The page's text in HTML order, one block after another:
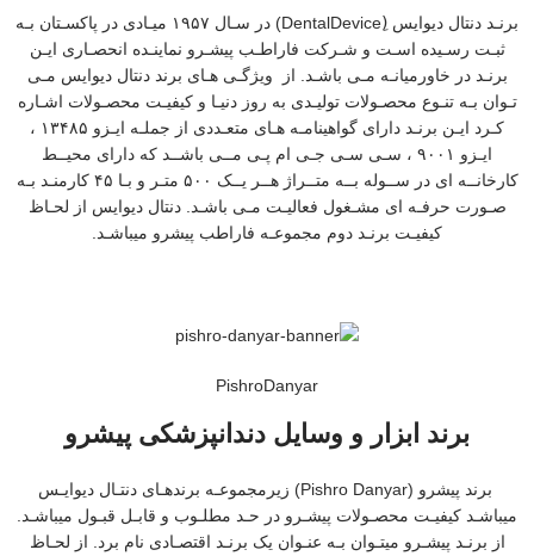
برنـد دنتال دیوایس (ِDentalDevice) در سـال ۱۹۵۷ میـادی در پاکسـتان بـه
ثبـت رسـیده اسـت و شـرکت فاراطـب پیشـرو نماینـده انحصـاری ایـن
برنـد در خاورمیانـه مـی باشـد. از ویژگـی هـای برند دنتال دیوایس مـی
تـوان بـه تنـوع محصـولات تولیـدی به روز دنیـا و کیفیـت محصـولات اشـاره
کـرد ایـن برنـد دارای گواهینامـه هـای متعـددی از جملـه ایـزو ۱۳۴۸۵ ،
ایـزو ۹۰۰۱ ، سـی سـی جـی ام پـی مــی باشــد که دارای محیــط
کارخانــه ای در ســوله بــه متــراژ هــر یــک ۵۰۰ متـر و بـا ۴۵ کارمنـد بـه
صـورت حرفـه ای مشـغول فعالیـت مـی باشـد. دنتال دیوایس از لحـاظ
کیفیـت برنـد دوم مجموعـه فاراطب پیشرو میباشـد.
PishroDanyar
برند ابزار و وسایل دندانپزشکی پیشرو
برند پیشرو (Pishro Danyar) زیرمجموعـه برندهـای دنتـال دیوایـس
میباشـد کیفیـت محصـولات پیشـرو در حـد مطلـوب و قابـل قبـول میباشـد.
از برنـد پیشـرو میتـوان بـه عنـوان یک برنـد اقتصـادی نام برد. از لحـاظ